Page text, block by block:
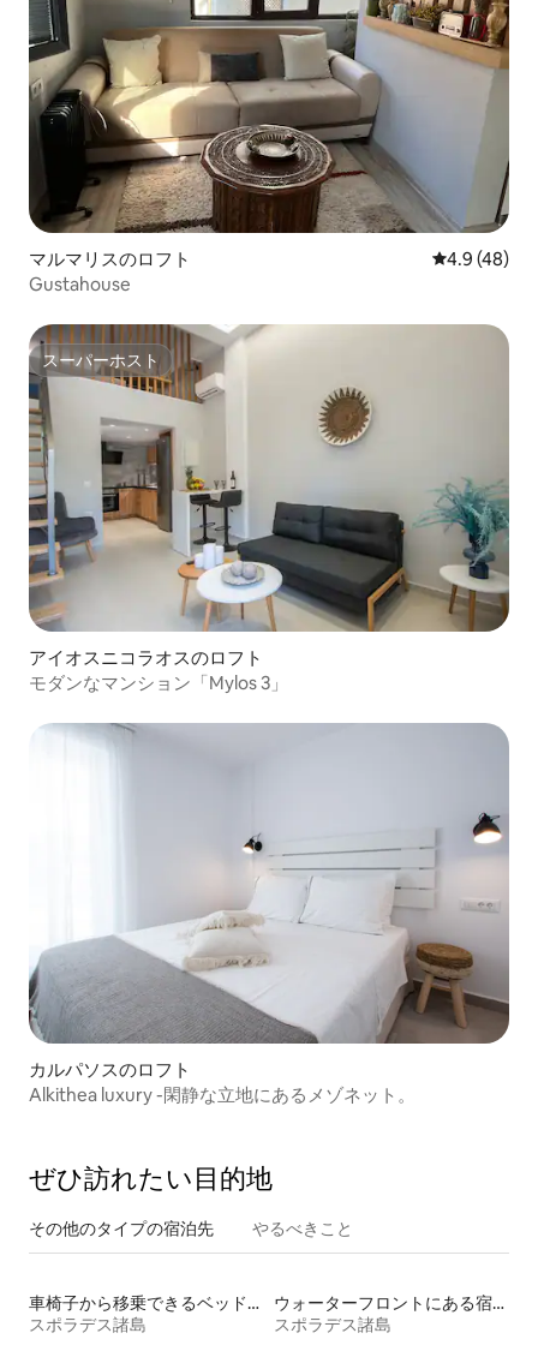
マルマリスのロフト レビュー48
4.9 (48)
Gustahouse
スーパーホスト
スーパーホスト
アイオスニコラオスのロフト
モダンなマンション「Mylos 3」
カルパソスのロフト
Alkithea luxury -閑静な立地にあるメゾネット。
ぜひ訪⁠れ⁠た⁠い目⁠的⁠地
その他のタ⁠イ⁠プ⁠の宿⁠泊⁠先 やるべきこと
車椅子から移乗できるベッドがある宿泊施設
スポラデス諸島
ウォーターフロントにある宿泊施設
スポラデス諸島